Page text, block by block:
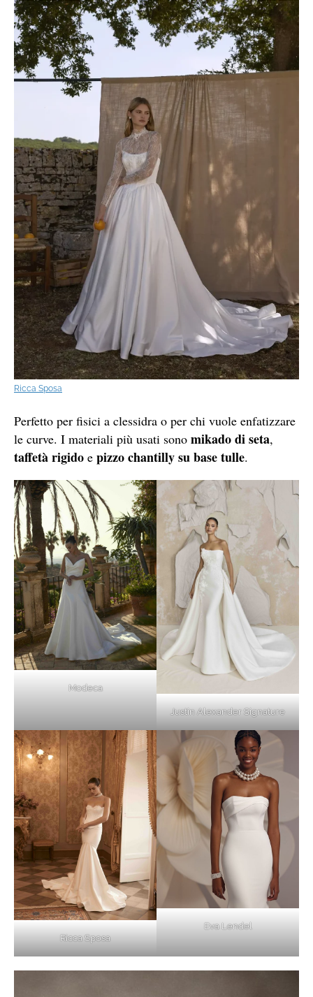
Ricca Sposa
Perfetto per fisici a clessidra o per chi vuole enfatizzare
le curve. I materiali più usati sono mikado di seta,
taffetà rigido e pizzo chantilly su base tulle.
Modeca
Justin Alexander Signature
Ricca Sposa
Eva Lendel